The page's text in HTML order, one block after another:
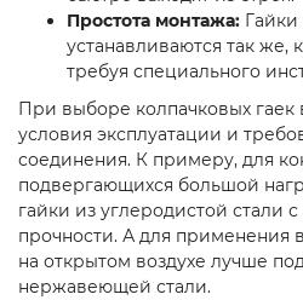
Простота монтажа:
устанавливаются так же,
требуя специального
При выборе колпачковых гаек
условия эксплуатации и
соединения. К примеру, для
подвергающихся большой
гайки из углеродистой стали
прочности. А для применения
на открытом воздухе лучше
нержавеющей стали.